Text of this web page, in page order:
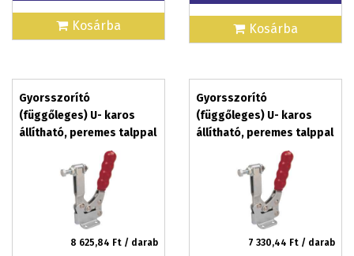
Kosárba Kosárba
Gyorsszorító
(függőleges) U- karos
állítható, peremes talppal
8 625,84 Ft / darab
Gyorsszorító
(függőleges) U- karos
állítható, peremes talppal
7 330,44 Ft / darab